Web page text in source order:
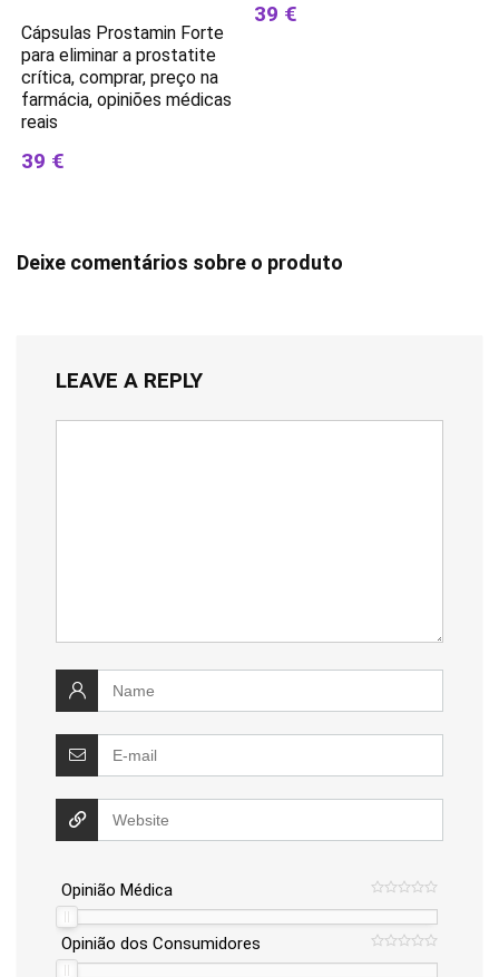
Cápsulas Prostamin Forte
para eliminar a prostatite
crítica, comprar, preço na
farmácia, opiniões médicas
reais
39 €
39 €
Deixe comentários sobre o produto
LEAVE A REPLY
Opinião Médica
Opinião dos Consumidores